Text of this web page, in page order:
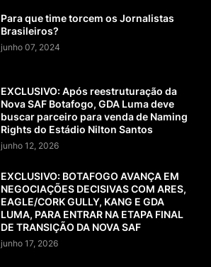
Para que time torcem os Jornalistas
Brasileiros?
junho 07, 2024
EXCLUSIVO: Após reestruturação da
Nova SAF Botafogo, GDA Luma deve
buscar parceiro para venda de Naming
Rights do Estádio Nilton Santos
junho 12, 2026
EXCLUSIVO: BOTAFOGO AVANÇA EM
NEGOCIAÇÕES DECISIVAS COM ARES,
EAGLE/CORK GULLY, KANG E GDA
LUMA, PARA ENTRAR NA ETAPA FINAL
DE TRANSIÇÃO DA NOVA SAF
junho 17, 2026